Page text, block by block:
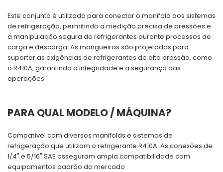
Este conjunto é utilizado para conectar o manifold aos sistemas
de refrigeração, permitindo a medição precisa de pressões e
a manipulação segura de refrigerantes durante processos de
carga e descarga. As mangueiras são projetadas para
suportar as exigências de refrigerantes de alta pressão, como
o R410A, garantindo a integridade e a segurança das
operações.
PARA QUAL MODELO / MÁQUINA?
Compatível com diversos manifolds e sistemas de
refrigeração que utilizam o refrigerante R410A. As conexões de
1/4" e 5/16" SAE asseguram ampla compatibilidade com
equipamentos padrão do mercado